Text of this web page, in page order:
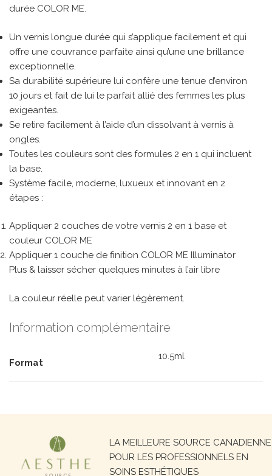
durée COLOR ME.
Un vernis longue durée qui s’applique facilement et qui
offre une couvrance parfaite ainsi qu’une une brillance
exceptionnelle.
Sa durabilité supérieure lui confère une tenue d’environ
10 jours et fait de lui le parfait allié des femmes les plus
exigeantes.
Se retire facilement à l’aide d’un dissolvant à vernis à
ongles.
Toutes les couleurs sont des formules 2 en 1 qui incluent
la base.
Système facile, moderne, luxueux et innovant en 2
étapes :
Appliquer 2 couches de votre vernis 2 en 1 base et
couleur COLOR ME
Appliquer 1 couche de finition COLOR ME Illuminator
Plus & laisser sécher quelques minutes à l’air libre
La couleur réelle peut varier légèrement.
Information complémentaire
Format
10.5ml
LA MEILLEURE SOURCE CANADIENNE
POUR LES PROFESSIONNELS EN
SOINS ESTHÉTIQUES
Recherche
pour :